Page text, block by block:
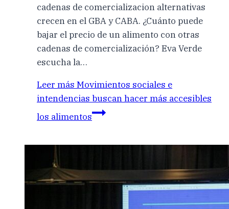
cadenas de comercializacion alternativas
crecen en el GBA y CABA. ¿Cuánto puede
bajar el precio de un alimento con otras
cadenas de comercialización? Eva Verde
escucha la…
Leer más Movimientos sociales e
intendencias buscan hacer más accesibles
los alimentos